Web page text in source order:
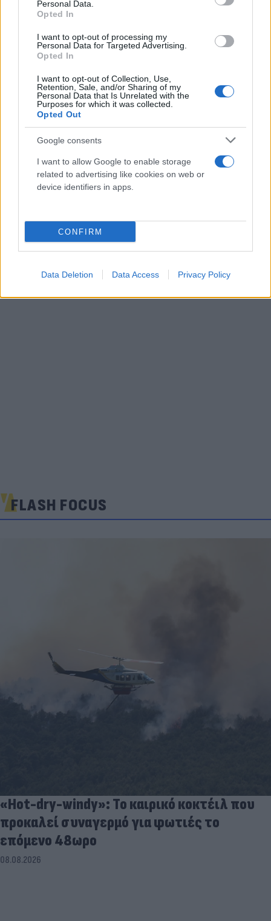
Personal Data.
Opted In
I want to opt-out of processing my
Personal Data for Targeted Advertising.
Opted In
I want to opt-out of Collection, Use,
Retention, Sale, and/or Sharing of my
Personal Data that Is Unrelated with the
Purposes for which it was collected.
Opted Out
Google consents
I want to allow Google to enable storage
related to advertising like cookies on web or
device identifiers in apps.
CONFIRM
Data Deletion Data Access Privacy Policy
μπορούμε να «ξεπεράσουμε» νοητικά την
08.08.2026 ΧΡΙΣΤΌΔΟΥΛΟΣ ΣΚΟΎΝΤΑΣ
FLASH FOCUS
«Hot-dry-windy»: Το καιρικό κοκτέιλ που
προκαλεί συναγερμό για φωτιές το
επόμενο 48ωρο
08.08.2026